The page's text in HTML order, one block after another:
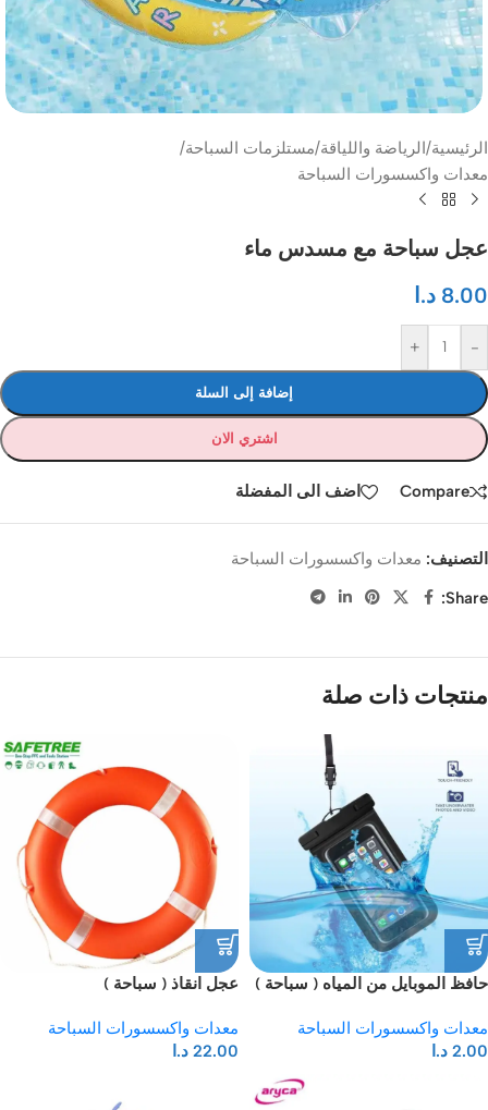
الرئيسية/الرياضة واللياقة/مستلزمات السباحة/
معدات واكسسورات السباحة
عجل سباحة مع مسدس ماء
8.00 د.ا
-
+
إضافة إلى السلة
اشتري الان
Compare اضف الى المفضلة
التصنيف: معدات واكسسورات السباحة
Share:
منتجات ذات صلة
حافظ الموبايل من المياه ( سباحة )
معدات واكسسورات السباحة
2.00 د.ا
عجل انقاذ ( سباحة )
معدات واكسسورات السباحة
22.00 د.ا